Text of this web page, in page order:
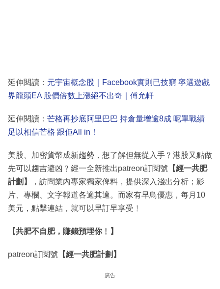
延伸閱讀： 元宇宙概念股｜Facebook實則已技窮 寧選遊戲
界龍頭EA 股價倍數上漲絕不出奇｜傅允軒
延伸閱讀： 芒格再抄底阿里巴巴 持倉量增逾8成 呢單戰績
足以相信芒格 跟佢All in！
美股、加密貨幣成新趨勢，想了解但無從入手﹖港股又點做
先可以趨吉避凶﹖經一全新推出patreon訂閱號 【經一共肥
計劃】
，訪問業內專家獨家俾料，提供深入淺出分析；影
片、專欄、文字報道各適其適。而家有早鳥優惠，每月10
美元，點擊連結，就可以早訂早享受﹗
【共肥不自肥，賺錢預埋你﹗】
patreon訂閱號 【經一共肥計劃】
廣告